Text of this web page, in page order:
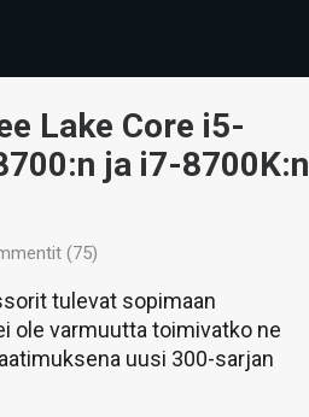
Lake Core i5-
ja i7-8700K:n
(75)
tulevat sopimaan
ole varmuutta toimivatko ne
uusi 300-sarjan